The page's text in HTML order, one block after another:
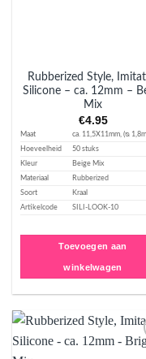
Rubberized Style,
Silicone – ca. 12mm –
Mix
€4.95
Maat
ca. 11,5X11mm, (ᴓ
Hoeveelheid
50 stuks
Kleur
Beige Mix
Materiaal
Rubberized
Soort
Kraal
Artikelcode
SILI-LOOK-10
Toevoegen aan
winkelwagen